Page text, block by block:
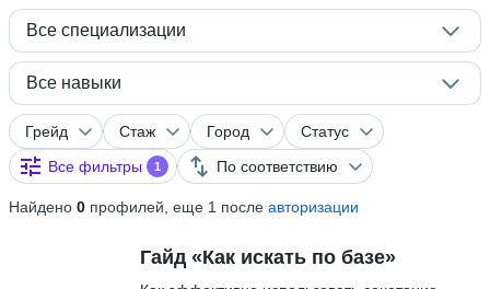
Все специализации
Все навыки
Грейд Стаж Город
Статус
Все фильтры
1 По соответствию
Найдено 0 профилей, еще 1 после авторизации
Гайд «Как искать по базе»